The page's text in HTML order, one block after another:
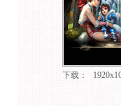
下载：